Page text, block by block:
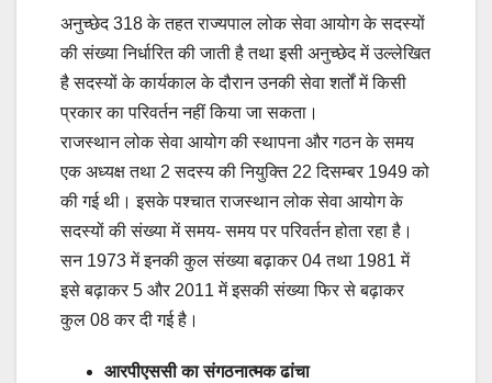
अनुच्छेद 318 के तहत राज्यपाल लोक सेवा आयोग के सदस्यों
की संख्या निर्धारित की जाती है तथा इसी अनुच्छेद में उल्लेखित
है सदस्यों के कार्यकाल के दौरान उनकी सेवा शर्तों में किसी
प्रकार का परिवर्तन नहीं किया जा सकता।
राजस्थान लोक सेवा आयोग की स्थापना और गठन के समय
एक अध्यक्ष तथा 2 सदस्य की नियुक्ति 22 दिसम्बर 1949 को
की गई थी। इसके पश्चात राजस्थान लोक सेवा आयोग के
सदस्यों की संख्या में समय- समय पर परिवर्तन होता रहा है।
सन 1973 में इनकी कुल संख्या बढ़ाकर 04 तथा 1981 में
इसे बढ़ाकर 5 और 2011 में इसकी संख्या फिर से बढ़ाकर
कुल 08 कर दी गई है।
आरपीएससी का संगठनात्मक ढांचा